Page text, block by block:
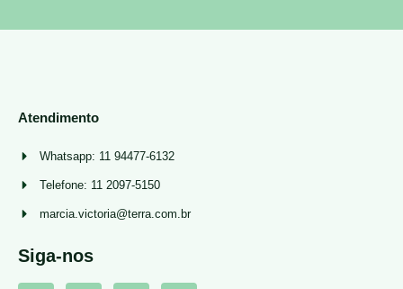
Atendimento
Whatsapp: 11 94477-6132
Telefone: 11 2097-5150
marcia.victoria@terra.com.br
Siga-nos